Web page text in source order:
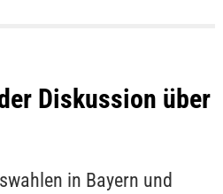
Diskussion über
in Bayern und